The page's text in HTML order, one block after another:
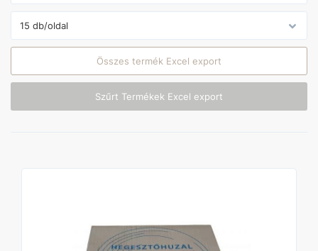
Összes termék Excel export
Szűrt Termékek Excel export